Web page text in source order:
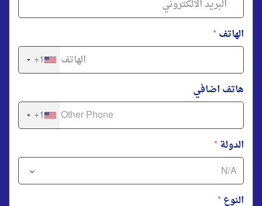
الهاتف*
+1
هاتف اضافي
+1
الدولة*
النوع*